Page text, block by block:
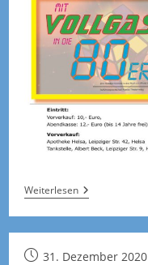
WeiterlesenNeues
Theaterstück
Im
Oktober
November
Beitrag31. Dezember 2020